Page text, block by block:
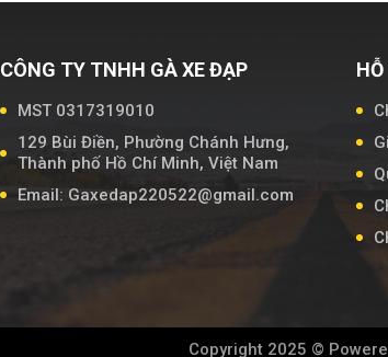
CÔNG TY TNHH GÀ XE ĐẠP
MST 0317319010
129 Bùi Điền, Phường Chánh Hưng,
Thành phố Hồ Chí Minh, Việt Nam
Email: Gaxedap220522@gmail.com
Copyright 2025 ©